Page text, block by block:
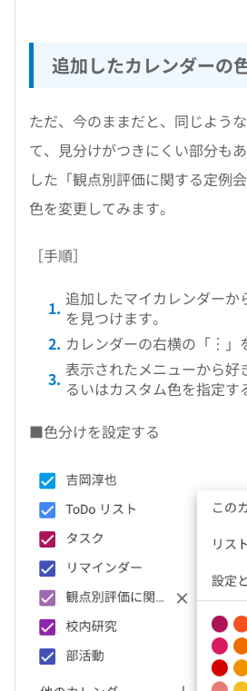
追加したカレンダーの
ただ、今のままだと、同じよう
て、見分けがつきにくい部分も
した「観点別評価に関する定例
色を変更してみます。
［手順］
追加したマイカレンダーか
を見つけます。
カレンダーの右横の「︙」
表示されたメニューから好
るいはカスタム色を指定す
■色分けを設定する